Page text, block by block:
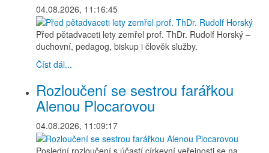
04.08.2026, 11:16:45
Před pětadvaceti lety zemřel prof. ThDr. Rudolf Horský –
duchovní, pedagog, biskup i člověk služby.
Číst dál...
Rozloučení se sestrou farářkou
Alenou Plocarovou
04.08.2026, 11:09:17